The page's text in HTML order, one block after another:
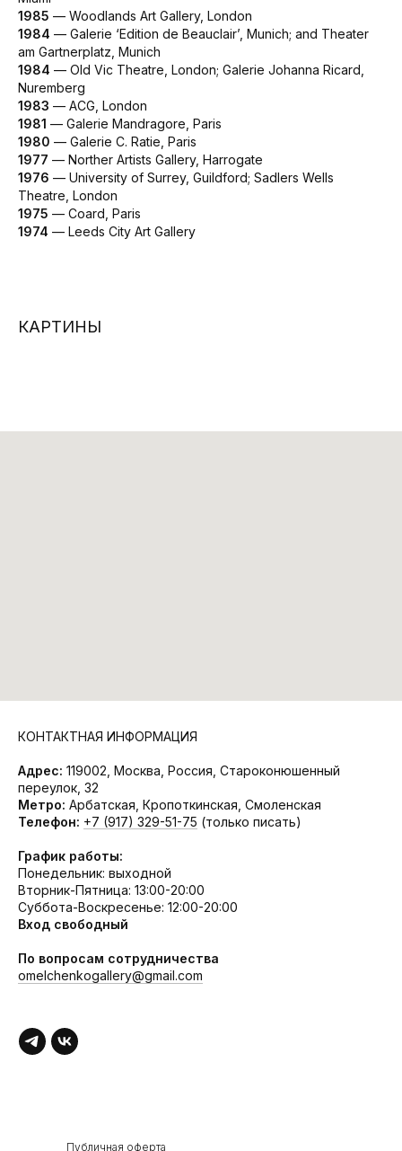
1985 — Woodlands Art Gallery, London
1984 — Galerie ‘Edition de Beauclair’, Munich; and Theater
am Gartnerplatz, Munich
1984 — Old Vic Theatre, London; Galerie Johanna Ricard,
Nuremberg
1983 — ACG, London
1981 — Galerie Mandragore, Paris
1980 — Galerie C. Ratie, Paris
1977 — Norther Artists Gallery, Harrogate
1976 — University of Surrey, Guildford; Sadlers Wells
Theatre, London
1975 — Coard, Paris
1974 — Leeds City Art Gallery
КАРТИНЫ
КОНТАКТНАЯ ИНФОРМАЦИЯ
Адрес: 119002, Москва, Россия, Староконюшенный
переулок, 32
Метро: Арбатская, Кропоткинская, Смоленская
Телефон: +7 (917) 329-51-75 (только писать)
График работы:
Понедельник: выходной
Вторник-Пятница: 13:00-20:00
Суббота-Воскресенье: 12:00-20:00
Вход свободный
По вопросам сотрудничества
omelchenkogallery@gmail.com
Публичная оферта